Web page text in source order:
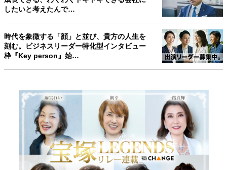
したいと考えたんで…
時代を象徴する「顔」と並び、貴方の人生を
刻む。ビジネスリーダー特化型インタビュー
枠『Key person』始…